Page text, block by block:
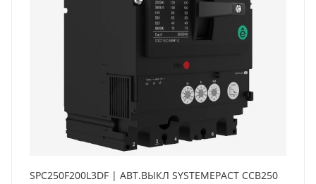
SPC250F200L3DF | АВТ.ВЫКЛ SYSTEMEPACT CCB250